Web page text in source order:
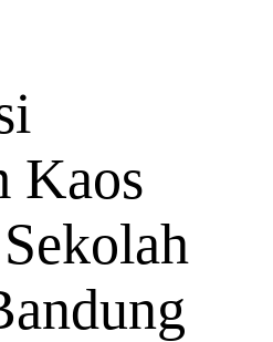
Kaos